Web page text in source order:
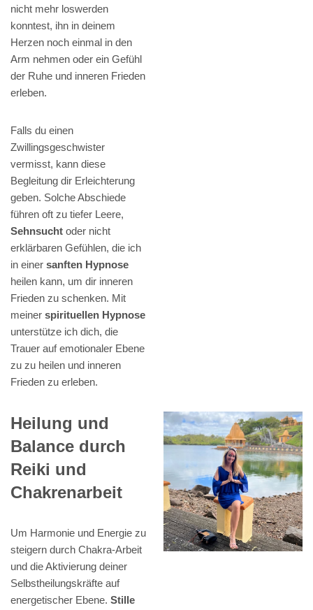
nicht mehr loswerden
konntest, ihn in deinem
Herzen noch einmal in den
Arm nehmen oder ein Gefühl
der Ruhe und inneren Frieden
erleben.
Falls du einen
Zwillingsgeschwister
vermisst, kann diese
Begleitung dir Erleichterung
geben. Solche Abschiede
führen oft zu tiefer Leere,
Sehnsucht oder nicht
erklärbaren Gefühlen, die ich
in einer sanften Hypnose
heilen kann, um dir inneren
Frieden zu schenken. Mit
meiner spirituellen Hypnose
unterstütze ich dich, die
Trauer auf emotionaler Ebene
zu zu heilen und inneren
Frieden zu erleben.
Heilung und
Balance durch
Reiki und
Chakrenarbeit
Um Harmonie und Energie zu
steigern durch Chakra-Arbeit
und die Aktivierung deiner
Selbstheilungskräfte auf
energetischer Ebene. Stille